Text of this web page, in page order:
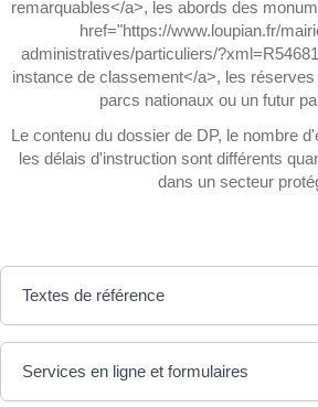
remarquables</a>, les abords des
href="https://www.loupian.fr/
administratives/particuliers/
instance de classement</a>, les
parcs nationaux ou un futur
Le contenu du dossier de DP, le nombre
les délais d'instruction sont différents
dans un secteur
Textes de référence
Services en ligne et formulaires